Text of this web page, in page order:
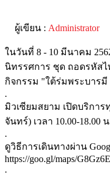
ผู้เขียน : Administrator
ในวันที่ 8 - 10 มีนาคม
นิทรรศการ ชุด ถอดรหัสไ
กิจกรรม "ใต้ร่มพระบาร
.
มิวเซียมสยาม เปิดบริกา
จันทร์) เวลา 10.00-
.
ดูวิธีการเดินทางผ่าน
https://goo.gl/maps/
.